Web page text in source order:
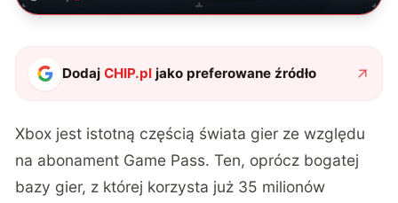
DodajCHIP.pl jako preferowane źródło
Xbox jest istotną częścią świata gier ze względu
na abonament Game Pass. Ten, oprócz bogatej
bazy gier, z której korzysta już 35 milionów